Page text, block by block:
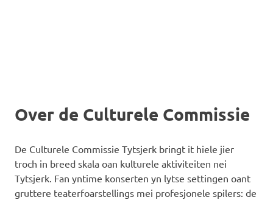
Over de Culturele Commissie
De Culturele Commissie Tytsjerk bringt it hiele jier
troch in breed skala oan kulturele aktiviteiten nei
Tytsjerk. Fan yntime konserten yn lytse settingen oant
gruttere teaterfoarstellings mei profesjonele spilers: de